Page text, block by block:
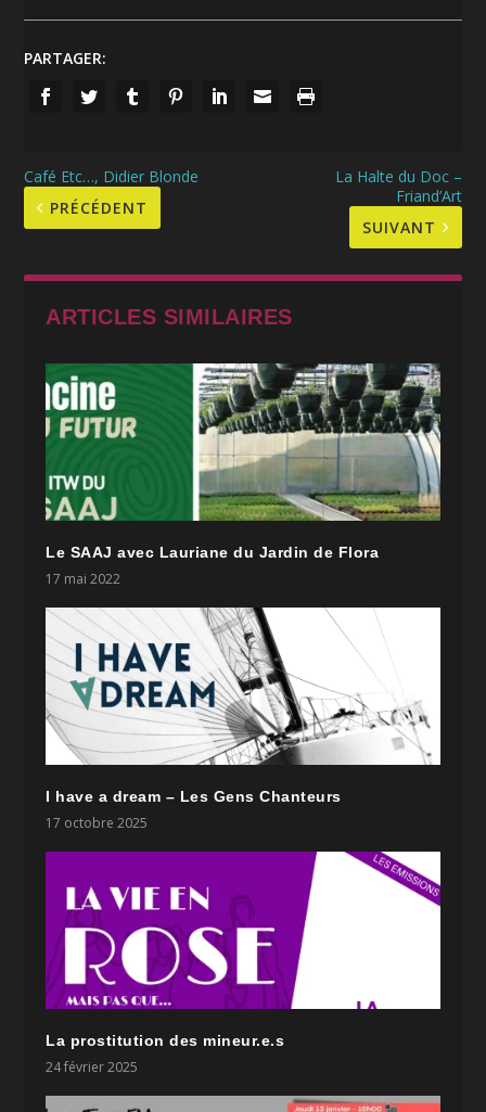
PARTAGER:
Café Etc…, Didier Blonde
PRÉCÉDENT
La Halte du Doc –
Friand’Art
SUIVANT
ARTICLES SIMILAIRES
Le SAAJ avec Lauriane du Jardin de Flora
17 mai 2022
I have a dream – Les Gens Chanteurs
17 octobre 2025
La prostitution des mineur.e.s
24 février 2025